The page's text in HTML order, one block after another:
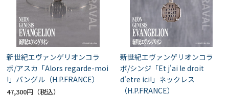
新世紀エヴァンゲリオンコラ
ボ/アスカ「Alors regarde-moi
!」バングル（H.P.FRANCE）
47,300円
新世紀エヴァンゲリオンコラ
ボ/シンジ「Et j'ai le droit
d'etre ici!」ネックレス
（H.P.FRANCE）